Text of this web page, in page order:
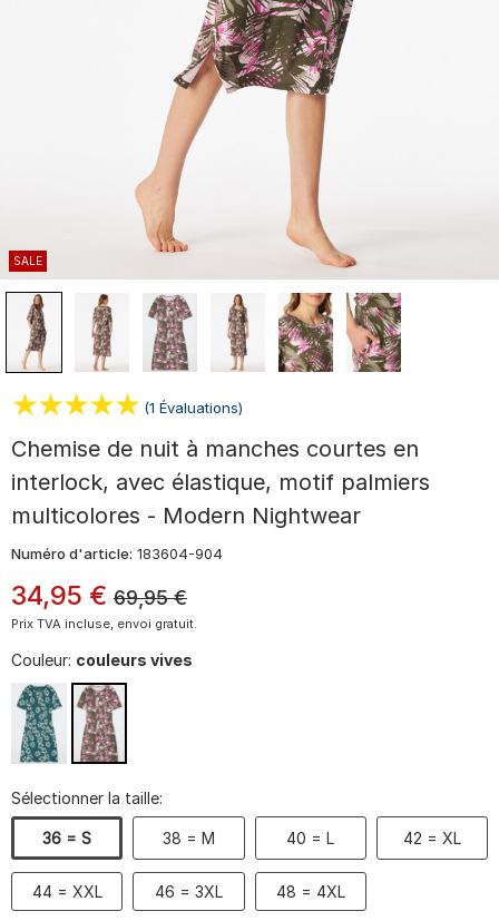
SALE
(1 Évaluations)
Chemise de nuit à manches courtes en
interlock, avec élastique, motif palmiers
multicolores - Modern Nightwear
Numéro d'article: 183604-904
34,95 € 69,95 €
Prix TVA incluse, envoi gratuit.
Couleur: couleurs vives
Sélectionner la taille:
36 = S 38 = M 40 = L 42 = XL
44 = XXL 46 = 3XL 48 = 4XL